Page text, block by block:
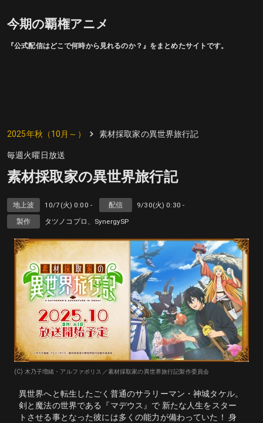
今期の覇権アニメ
『公式配信はどこで何時から見れるのか？』をまとめたサイトです。
2025年秋（10月～） 素材採取家の異世界旅行記
毎週火曜日放送
素材採取家の異世界旅行記
地上波 10/7(火) 0:00 - 配信
9/30(火) 0:30 -
製作
タツノコプロ、SynergySP
(C) 木乃子増緒・アルファポリス／素材採取家の異世界旅行記製作委員会
異世界へと転生したごく普通のサラリーマン・神城タケル。
剣と魔法の世界である『マデウス』で 新たな人生をスター
トさせる事となった彼には多くの能力が備わっていた！ 身